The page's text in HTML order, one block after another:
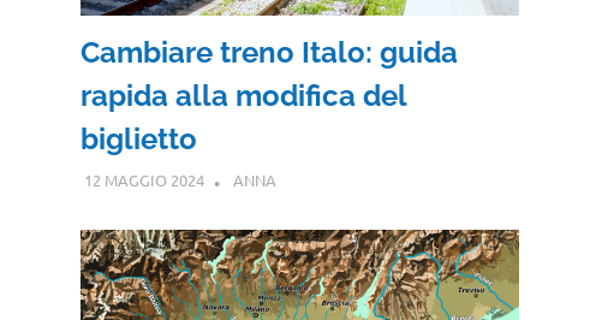
Cambiare treno Italo: guida
rapida alla modifica del
biglietto
12 MAGGIO 2024 ANNA